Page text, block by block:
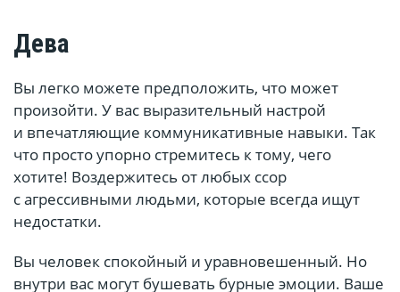
Дева
Вы легко можете предположить, что может
произойти. У вас выразительный настрой
и впечатляющие коммуникативные навыки. Так
что просто упорно стремитесь к тому, чего
хотите! Воздержитесь от любых ссор
с агрессивными людьми, которые всегда ищут
недостатки.
Вы человек спокойный и уравновешенный. Но
внутри вас могут бушевать бурные эмоции. Ваше